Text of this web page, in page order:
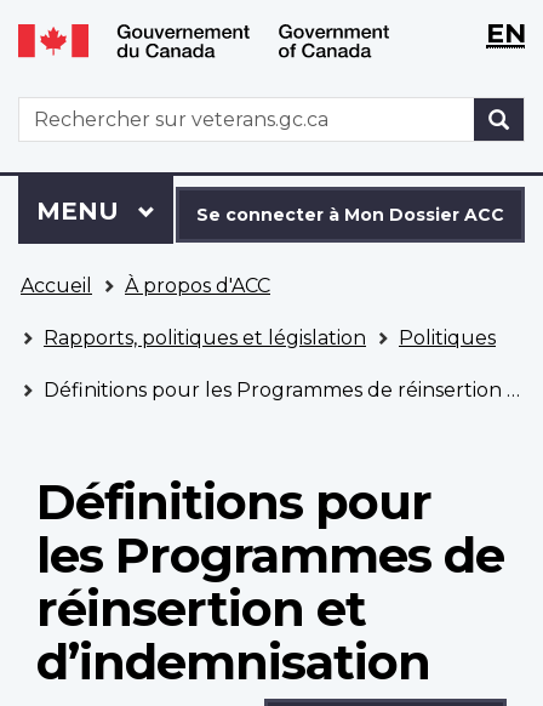
Aller
au
principal
Passer
à
version
HTML
simplifiée
WxT
WxTEN
WxT
Search
form
connecter
à
Dossier
ACC
Se connecter à Mon Dossier ACC
Menu
MENU PRINCIPAL
êtes
ici
Accueil À propos d'ACC
Rapports, politiques et législation Politiques
Définitions pour les Programmes de réinsertion et d’indemnisation
Définitions pour
les Programmes de
réinsertion et
d’indemnisation